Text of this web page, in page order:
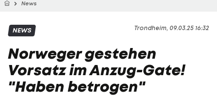
News
Trondheim, 09.03.25 16:32
NEWS
Norweger gestehen
Vorsatz im Anzug-Gate!
"Haben betrogen"